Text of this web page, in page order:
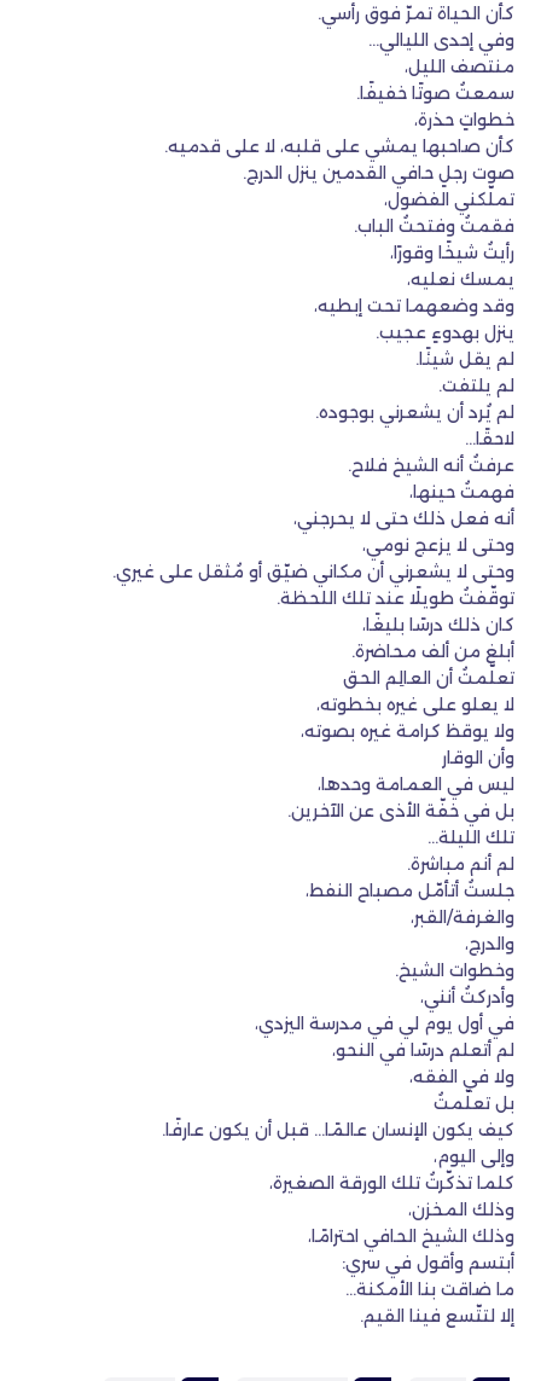
كأن الحياة تمرّ فوق رأسي.
وفي إحدى الليالي…
منتصف الليل،
سمعتُ صوتًا خفيفًا.
خطواتٍ حذرة،
كأن صاحبها يمشي على قلبه، لا على قدميه.
صوت رجلٍ حافي القدمين ينزل الدرج.
تملّكني الفضول،
فقمتُ وفتحتُ الباب.
رأيتُ شيخًا وقورًا،
يمسك نعليه،
وقد وضعهما تحت إبطيه،
ينزل بهدوءٍ عجيب.
لم يقل شيئًا.
لم يلتفت.
لم يُرد أن يشعرني بوجوده.
لاحقًا…
عرفتُ أنه الشيخ فلاح.
فهمتُ حينها،
أنه فعل ذلك حتى لا يحرجني،
وحتى لا يزعج نومي،
وحتى لا يشعرني أن مكاني ضيّق أو مُثقل على غيري.
توقّفتُ طويلًا عند تلك اللحظة.
كان ذلك درسًا بليغًا،
أبلغ من ألف محاضرة.
تعلّمتُ أن العالِم الحق
لا يعلو على غيره بخطوته،
ولا يوقظ كرامة غيره بصوته،
وأن الوقار
ليس في العمامة وحدها،
بل في خفّة الأذى عن الآخرين.
تلك الليلة…
لم أنم مباشرة.
جلستُ أتأمّل مصباح النفط،
والغرفة/القبر،
والدرج،
وخطوات الشيخ.
وأدركتُ أنني،
في أول يوم لي في مدرسة اليزدي،
لم أتعلم درسًا في النحو،
ولا في الفقه،
بل تعلّمتُ
كيف يكون الإنسان عالمًا… قبل أن يكون عارفًا.
وإلى اليوم،
كلما تذكّرتُ تلك الورقة الصغيرة،
وذلك المخزن،
وذلك الشيخ الحافي احترامًا،
أبتسم وأقول في سري:
ما ضاقت بنا الأمكنة…
إلا لتتّسع فينا القيم.